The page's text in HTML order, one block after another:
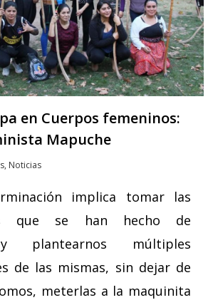
en Cuerpos femeninos:
Mapuche
, Noticias
implica tomar las
que se han hecho de
plantearnos múltiples
de las mismas, sin dejar de
meterlas a la maquinita